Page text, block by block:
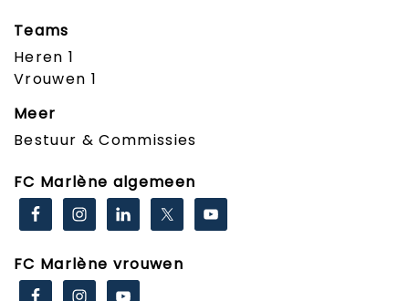
Teams
Heren 1
Vrouwen 1
Meer
Bestuur & Commissies
FC Marlène algemeen
FC Marlène vrouwen